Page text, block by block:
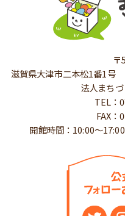
〒
滋賀県大津市二本松1番1
法人まち
TEL：
FAX
開館時間：10:00～